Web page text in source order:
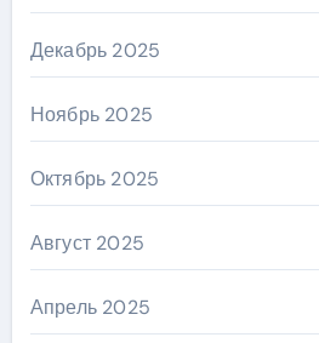
Декабрь 2025
Ноябрь 2025
Октябрь 2025
Август 2025
Апрель 2025